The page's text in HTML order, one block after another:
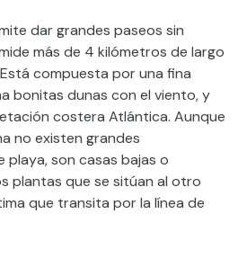
dar grandes paseos sin
más de 4 kilómetros de largo
compuesta por una fina
bonitas dunas con el viento, y
costera Atlántica. Aunque
no existen grandes
son casas bajas o
plantas que se sitúan al otro
que transita por la línea de